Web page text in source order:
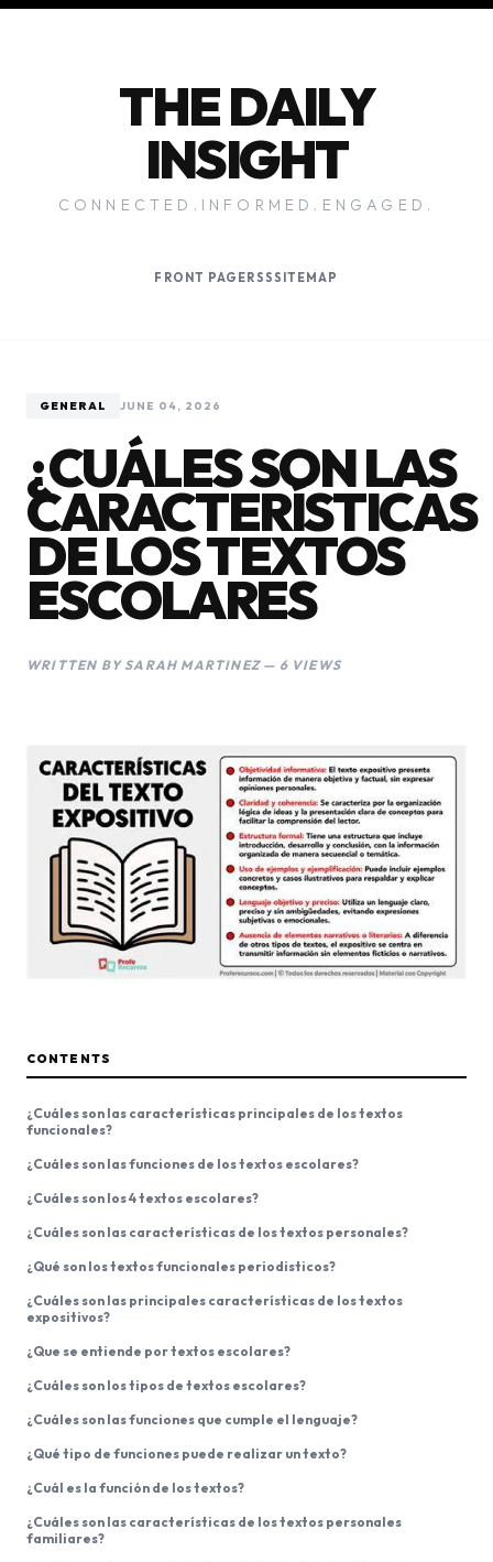
THE DAILY
INSIGHT
CONNECTED.INFORMED.ENGAGED.
FRONT PAGE RSSSITEMAP
GENERAL JUNE 04, 2026
¿CUÁLES SON LAS
CARACTERÍSTICAS
DE LOS TEXTOS
ESCOLARES
WRITTEN BY SARAH MARTINEZ — 6 VIEWS
CONTENTS
¿Cuáles son las características principales de los textos
funcionales?
¿Cuáles son las funciones de los textos escolares?
¿Cuáles son los 4 textos escolares?
¿Cuáles son las características de los textos personales?
¿Qué son los textos funcionales periodisticos?
¿Cuáles son las principales características de los textos
expositivos?
¿Que se entiende por textos escolares?
¿Cuáles son los tipos de textos escolares?
¿Cuáles son las funciones que cumple el lenguaje?
¿Qué tipo de funciones puede realizar un texto?
¿Cuál es la función de los textos?
¿Cuáles son las características de los textos personales
familiares?